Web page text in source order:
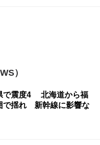
）
で震度4 北海道から福
で揺れ 新幹線に影響な